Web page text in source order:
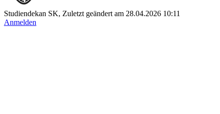
Studiendekan SK, Zuletzt geändert am 28.04.2026 10:11
Anmelden